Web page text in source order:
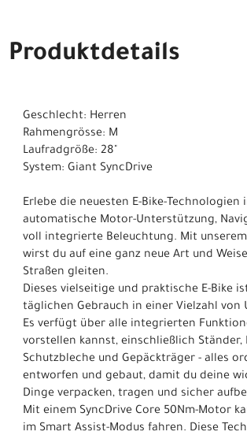
Produktdetails
Geschlecht: Herren
Rahmengrösse: M
Laufradgröße: 28"
System: Giant SyncDrive
Erlebe die neuesten E-Bike-Technologien
automatische Motor-Unterstützung,
voll integrierte Beleuchtung. Mit unserem
wirst du auf eine ganz neue Art und
Straßen gleiten.
Dieses vielseitige und praktische E-Bike
täglichen Gebrauch in einer Vielzahl von
Es verfügt über alle integrierten
vorstellen kannst, einschließlich Ständer,
Schutzbleche und Gepäckträger - alles
entworfen und gebaut, damit du deine
Dinge verpacken, tragen und sicher
Mit einem SyncDrive Core 50Nm-Motor
im Smart Assist-Modus fahren. Diese